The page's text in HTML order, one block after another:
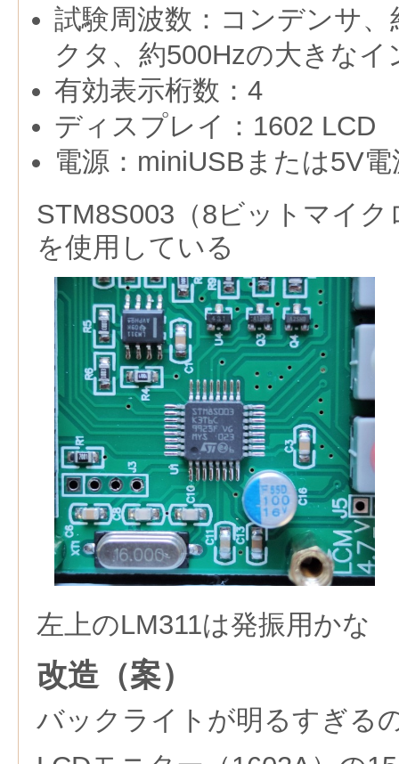
試験周波数：コンデンサ
クタ、約500Hzの大きな
有効表示桁数：4
ディスプレイ：1602 LCD
電源：miniUSBまたは5V電
STM8S003（8ビットマイ
を使用している
左上のLM311は発振用かな
改造（案）
バックライトが明るすぎる